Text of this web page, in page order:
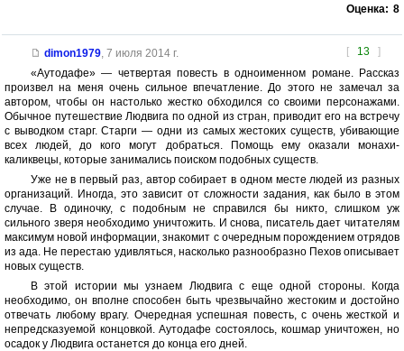
Оценка: 8
[ 13 ]
dimon1979, 7 июля 2014 г.
«Аутодафе» — четвертая повесть в одноименном романе. Рассказ
произвел на меня очень сильное впечатление. До этого не замечал за
автором, чтобы он настолько жестко обходился со своими персонажами.
Обычное путешествие Людвига по одной из стран, приводит его на встречу
с выводком старг. Старги — одни из самых жестоких существ, убивающие
всех людей, до кого могут добраться. Помощь ему оказали монахи-
каликвецы, которые занимались поиском подобных существ.
Уже не в первый раз, автор собирает в одном месте людей из разных
организаций. Иногда, это зависит от сложности задания, как было в этом
случае. В одиночку, с подобным не справился бы никто, слишком уж
сильного зверя необходимо уничтожить. И снова, писатель дает читателям
максимум новой информации, знакомит с очередным порождением отрядов
из ада. Не перестаю удивляться, насколько разнообразно Пехов описывает
новых существ.
В этой истории мы узнаем Людвига с еще одной стороны. Когда
необходимо, он вполне способен быть чрезвычайно жестоким и достойно
отвечать любому врагу. Очередная успешная повесть, с очень жесткой и
непредсказуемой концовкой. Аутодафе состоялось, кошмар уничтожен, но
осадок у Людвига останется до конца его дней.